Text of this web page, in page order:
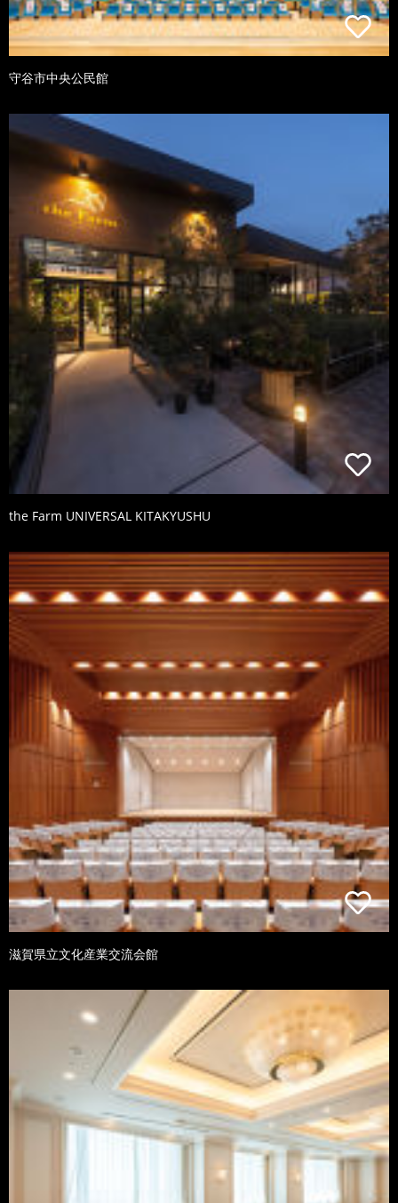
守谷市中央公民館
the Farm UNIVERSAL KITAKYUSHU
滋賀県立文化産業交流会館